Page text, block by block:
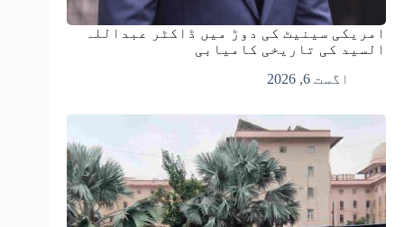
امریکی سینیٹ کی دوڑ میں ڈاکٹر عبداللہ
السید کی تاریخی کامیابی
اگست 6, 2026